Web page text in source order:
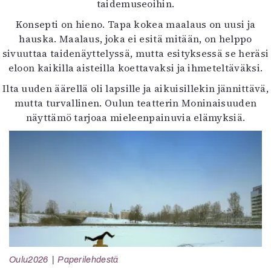
taidemuseoihin.
Konsepti on hieno. Tapa kokea maalaus on uusi ja
hauska. Maalaus, joka ei esitä mitään, on helppo
sivuuttaa taidenäyttelyssä, mutta esityksessä se heräsi
eloon kaikilla aisteilla koettavaksi ja ihmeteltäväksi.
Ilta uuden äärellä oli lapsille ja aikuisillekin jännittävä,
mutta turvallinen. Oulun teatterin Moninaisuuden
näyttämö tarjoaa mieleenpainuvia elämyksiä.
Oulu2026 Paperilehdestä